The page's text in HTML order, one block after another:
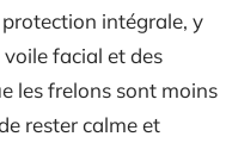
intégrale, y
facial et des
les frelons sont moins
rester calme et